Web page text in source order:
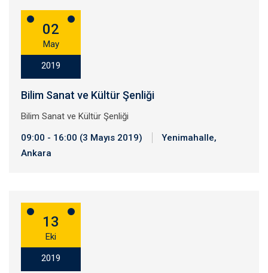
02
May
2019
Bilim Sanat ve Kültür Şenliği
Bilim Sanat ve Kültür Şenliği
09:00 - 16:00 (3 Mayıs 2019)
Yenimahalle,
Ankara
13
Eki
2019